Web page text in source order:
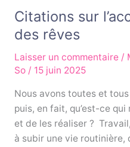
Citations sur
des rêves
Laisser un commentaire /
So / 15 juin 2025
Nous avons toutes et
puis, en fait, qu’est-ce
et de les réaliser ?
à subir une vie